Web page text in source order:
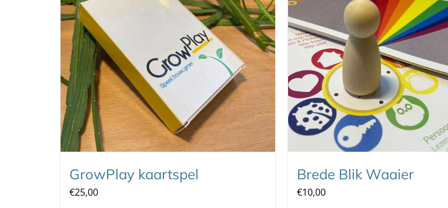
GrowPlay kaartspel
€25,00
Brede Blik Waaier
€10,00